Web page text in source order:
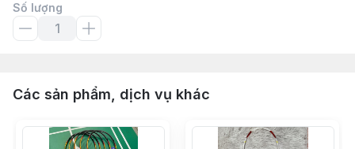
Số lượng
Các sản phẩm, dịch vụ khác